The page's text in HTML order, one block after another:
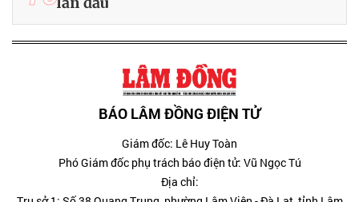
BÁO LÂM ĐỒNG ĐIỆN TỬ
Giám đốc: Lê Huy Toàn
Phó Giám đốc phụ trách báo điện tử: Vũ Ngọc Tú
Địa chỉ: